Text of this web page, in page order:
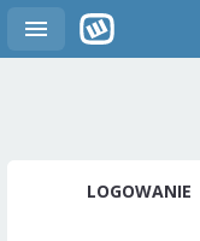
LOGOWANIE